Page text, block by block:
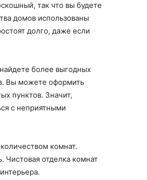
так что вы будете
домов использованы
долго, даже если
более выгодных
Вы можете оформить
пунктов. Значит,
с неприятными
комнат.
Чистовая отделка комнат